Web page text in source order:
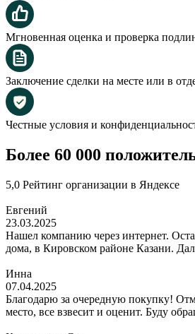
Мгновенная оценка и проверка
Заключение сделки на месте или в
Честные условия и
Более 60 000
5,0 Рейтинг организации в Яндексе
Евгений
23.03.2025
Нашел компанию через интернет.
дома, в Кировском районе Казани.
Инна
07.04.2025
Благодарю за очередную покупку!
место, все взвесит и оценит. Буду